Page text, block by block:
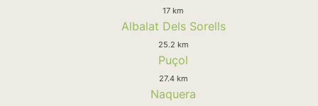
17 km
Albalat Dels Sorells
25.2 km
Puçol
27.4 km
Naquera